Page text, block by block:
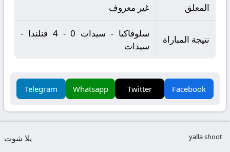
المعلق غير معروف
نتيجة المباراة
سلوفاكيا - سيدات 0 - 4 فنلندا -
سيدات
Facebook
Twitter
Whatsapp
Telegram
yalla shoot يلا شوت